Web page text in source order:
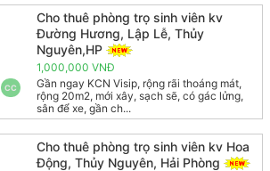
CC
Cho thuê phòng trọ sinh viên kv
Đường Hương, Lập Lễ, Thủy
Nguyên,HP
1,000,000 VNĐ
Gần ngay KCN Visip, rộng rãi thoáng mát,
rộng 20m2, mới xây, sạch sẽ, có gác lửng,
sân để xe, gần ch...
Cho thuê phòng trọ sinh viên kv Hoa
Động, Thủy Nguyên, Hải Phòng